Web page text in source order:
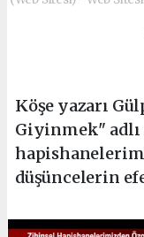
Köşe yazarı
Giyinmek"
düşüncelerin